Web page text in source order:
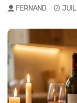
FERNAND